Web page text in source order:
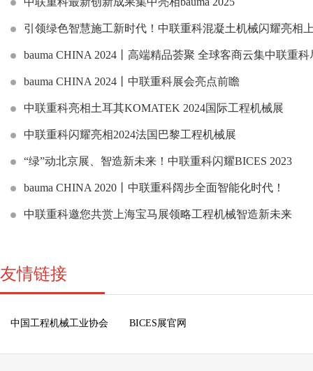
引领绿色智慧施工新时代！中联重科混凝土机械闪耀亮相
bauma CHINA 2024丨高端精品荟聚 全球客商云集中联重
bauma CHINA 2024丨中联重科展会亮点前瞻
中联重科亮相土耳其KOMATEK 2024国际工程机械展
中联重科闪耀亮相2024法国巴黎工程机械展
“绿”动北京展、智造新未来！中联重科闪耀BICES 2023
bauma CHINA 2020丨中联重科阔步全面智能化时代！
中联重科邀您共赏上海宝马展领略工程机械智造新未来
友情链接
中国工程机械工业协会 BICES展官网